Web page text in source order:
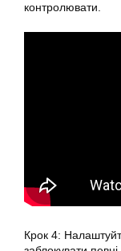
контролювати.
Крок 4: